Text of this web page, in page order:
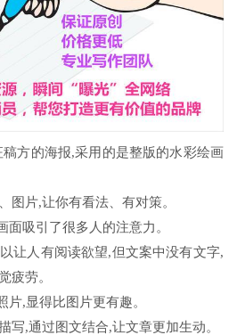
方的海报,采用的是整版的水彩绘画
图片,让你有看法、有对策。
面吸引了很多人的注意力。
让人有阅读欲望,但文案中没有文字,
疲劳。
片,显得比图片更有趣。
写,通过图文结合,让文章更加生动。